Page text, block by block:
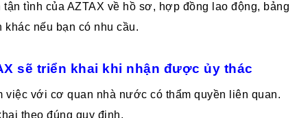
tình của AZTAX về hồ sơ, hợp đồng lao động, bảng
khác nếu bạn có nhu cầu.
sẽ triển khai khi nhận được ủy thác
việc với cơ quan nhà nước có thẩm quyền liên quan.
theo đúng quy định.